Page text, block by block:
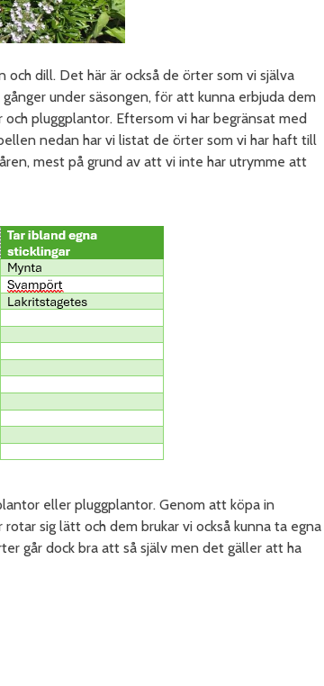
och dill. Det här är också de örter som vi själva
under säsongen, för att kunna erbjuda dem
pluggplantor. Eftersom vi har begränsat med
nedan har vi listat de örter som vi har haft till
mest på grund av att vi inte har utrymme att
eller pluggplantor. Genom att köpa in
sig lätt och dem brukar vi också kunna ta egna
går dock bra att så själv men det gäller att ha